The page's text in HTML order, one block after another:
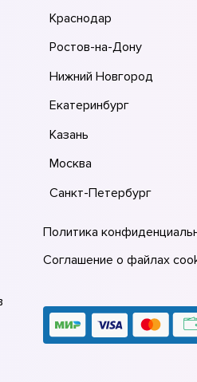
Краснодар
Ростов-на-Дону
Нижний Новгород
Екатеринбург
Казань
Москва
Санкт-Петербург
Политика
Соглашение о файлах